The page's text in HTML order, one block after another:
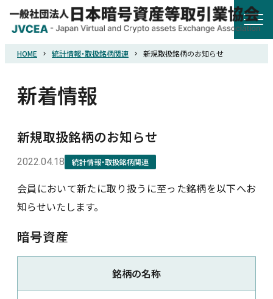
HOME
協会概要
規則・ガイドライン
詐欺関連情報
HOME 統計情報・取扱銘柄関連 新規取扱銘柄のお知らせ
新着情報
新規取扱銘柄のお知らせ
2022.04.18 統計情報・取扱銘柄関連
会員において新たに取り扱うに至った銘柄を以下へお
知らせいたします。
暗号資産
銘柄の名称